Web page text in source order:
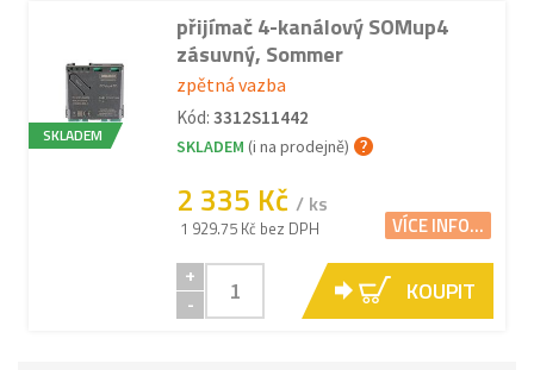
SKLADEM
přijímač 4-kanálový SOMup4
zásuvný, Sommer
zpětná vazba
Kód: 3312S11442
SKLADEM (i na prodejně)
2 335 Kč / ks
1 929.75 Kč bez DPH VÍCE INFO...
+
-
KOUPIT